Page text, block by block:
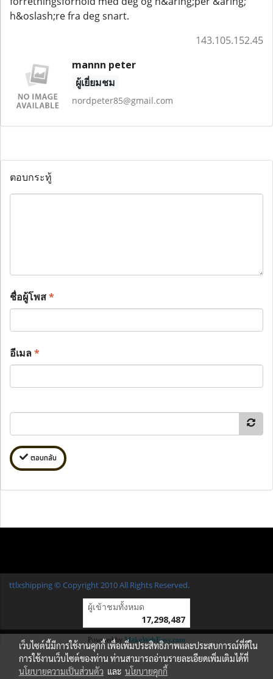
h&oslash;re fra deg snart.
143.105.152.45
mannn peter
ผู้เยี่ยมชม
nordpeter85@gmail.com
ตอบกระทู้
ชื่อผู้โพส*
อีเมล*
ตอบกลับ
ttlxshipping © Copyright 2010 All Rights Reserved.
ผู้เข้าชมวันนี้
Powered byMakeWebEasy.com
เว็บไซต์นี้มีการใช้งานคุกกี้ เพื่อเพิ่มประสิทธิภาพและประสบการณ์ที่ดีใน
การใช้งานเว็บไซต์ของท่าน ท่านสามารถอ่านรายละเอียดเพิ่มเติมได้ที่
นโยบายความเป็นส่วนตัว และ นโยบายคุกกี้